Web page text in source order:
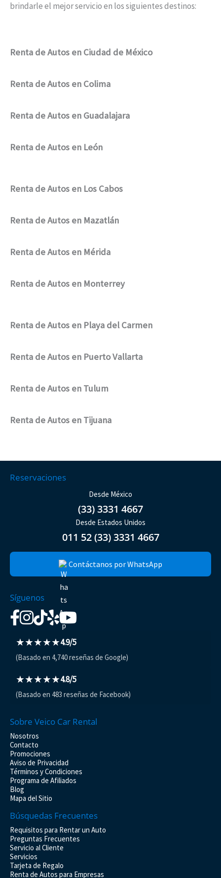
brindarle el mejor servicio en los siguientes destinos:
Renta de Autos en Ciudad de México
Renta de Autos en Colima
Renta de Autos en Guadalajara
Renta de Autos en León
Renta de Autos en Los Cabos
Renta de Autos en Mazatlán
Renta de Autos en Mérida
Renta de Autos en Monterrey
Renta de Autos en Playa del Carmen
Renta de Autos en Puerto Vallarta
Renta de Autos en Tulum
Renta de Autos en Tijuana
Reservaciones
Desde México
(33) 3331 4667
Desde Estados Unidos
011 52 (33) 3331 4667
Contáctanos por WhatsApp
Síguenos
★★★★★4.9/5
(Basado en 4,740 reseñas de Google)
★★★★★4.8/5
(Basado en 483 reseñas de Facebook)
Sobre Veico Car Rental
Nosotros
Contacto
Promociones
Aviso de Privacidad
Términos y Condiciones
Programa de Afiliados
Blog
Mapa del Sitio
Búsquedas Frecuentes
Requisitos para Rentar un Auto
Preguntas Frecuentes
Servicio al Cliente
Servicios
Tarjeta de Regalo
Renta de Autos para Empresas